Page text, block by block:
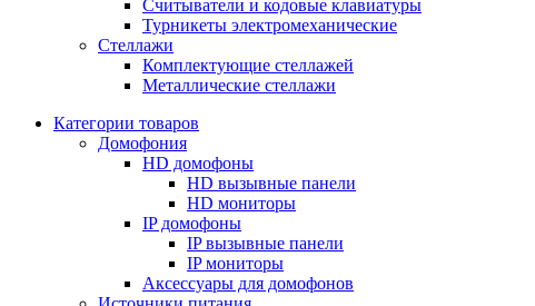
Считыватели и кодовые клавиатуры
Турникеты электромеханические
Стеллажи
Комплектующие стеллажей
Металлические стеллажи
Категории товаров
Домофония
HD домофоны
HD вызывные панели
HD мониторы
IP домофоны
IP вызывные панели
IP мониторы
Аксессуары для домофонов